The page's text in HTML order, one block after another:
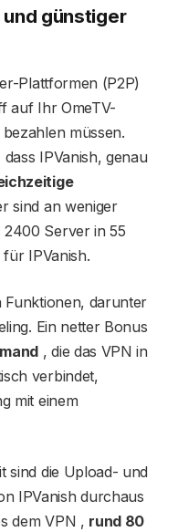
und günstiger
Plattformen (P2P)
auf Ihr OmeTV-
müssen.
IPVanish, genau
sind an weniger
Server in 55
IPVanish.
Funktionen, darunter
Ein netter Bonus
, die das VPN in
verbindet,
mit einem
sind die Upload- und
IPVanish durchaus
dem VPN , rund 80